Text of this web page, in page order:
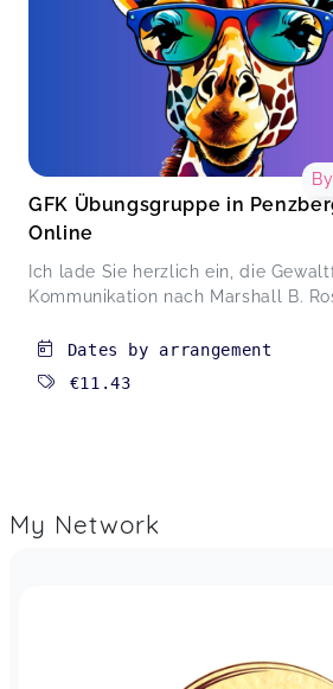
GFK Übungsgruppe in
Online
Ich lade Sie herzlich ein, die
Kommunikation nach Marshall B.
Dates by arrangement
€11.43
My Network